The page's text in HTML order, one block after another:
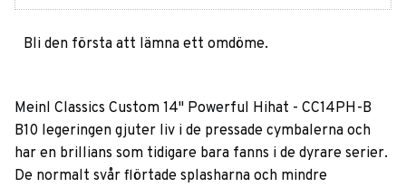
Bli den första att lämna ett omdöme.
Meinl Classics Custom 14" Powerful Hihat - CC14PH-B
B10 legeringen gjuter liv i de pressade cymbalerna och
har en brillians som tidigare bara fanns i de dyrare serier.
De normalt svår flörtade splasharna och mindre